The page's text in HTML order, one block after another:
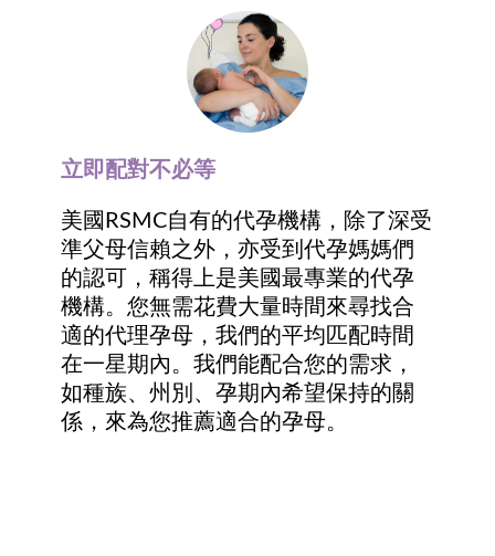
立即配對不必等
美國RSMC自有的代孕機構，除了深受
準父母信賴之外，亦受到代孕媽媽們
的認可，稱得上是美國最專業的代孕
機構。您無需花費大量時間來尋找合
適的代理孕母，我們的平均匹配時間
在一星期內。我們能配合您的需求，
如種族、州別、孕期內希望保持的關
係，來為您推薦適合的孕母。